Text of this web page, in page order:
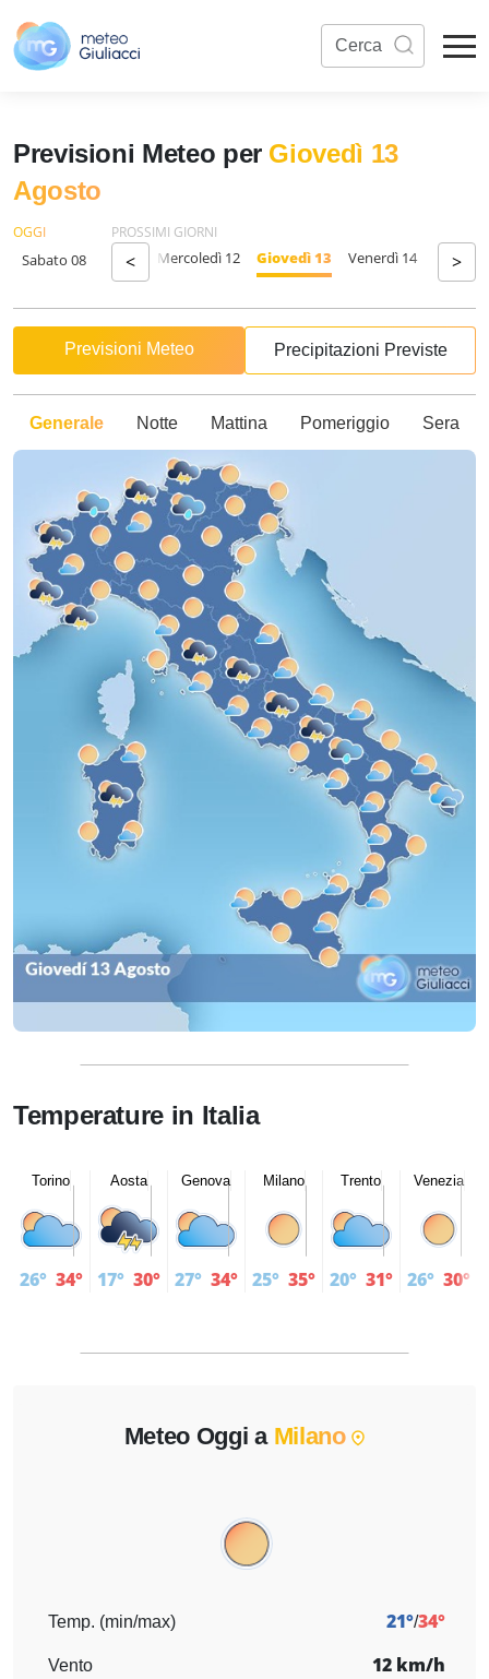
Previsioni Meteo perGiovedì 13
Agosto
OGGI
Sabato 08
PROSSIMI GIORNI
<
10 Martedì 11 Mercoledì 12 Giovedì 13 Venerdì 14 Sabato
>
Previsioni Meteo Precipitazioni Previste
Generale Notte Mattina Pomeriggio Sera
Temperature in Italia
Torino
26° 34°
Aosta
17° 30°
Genova
27° 34°
Milano
25° 35°
Trento
20° 31°
Venezia
26° 30°
Meteo Oggi a Milano
Temp. (min/max) 21°/34°
Vento 12 km/h